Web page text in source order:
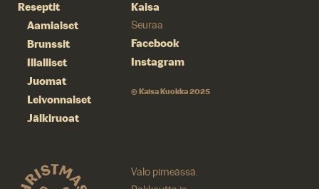
Reseptit
Aamiaiset
Brunssit
Illalliset
Juomat
Leivonnaiset
Jälkiruoat
Kaisa
Seuraa
Facebook
Instagram
© Kaisa Kuokka 2025
Valo pimeässä.